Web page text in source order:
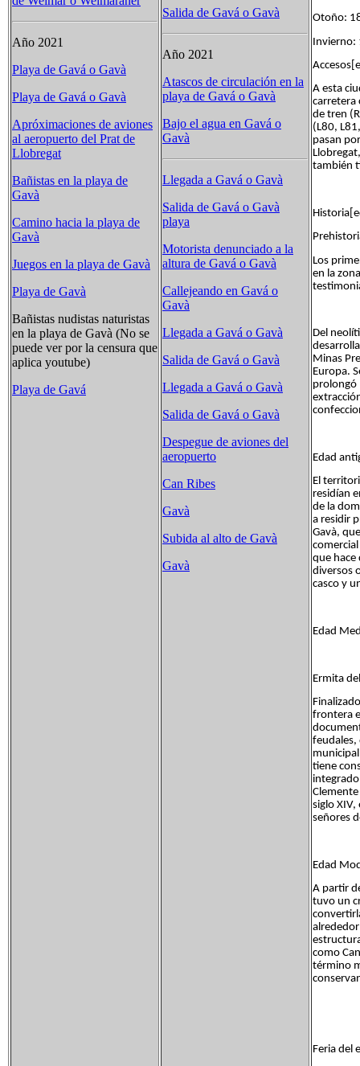
Año 2021
Playa de Gavá o Gavà
Playa de Gavá o Gavà
Apróximaciones de aviones
al aeropuerto del Prat de
Llobregat
Bañistas en la playa de
Gavà
Camino hacia la playa de
Gavà
Juegos en la playa de Gavà
Playa de Gavà
Bañistas nudistas naturistas
en la playa de Gavà (No se
puede ver por la censura que
aplica youtube)
Playa de Gavá
Salida de Gavá o Gavà
Año 2021
Atascos de circulación en la
playa de Gavá o Gavà
Bajo el agua en Gavá o
Gavà
Llegada a Gavá o Gavà
Salida de Gavá o Gavà
playa
Motorista denunciado a la
altura de Gavá o Gavà
Callejeando en Gavá o
Gavà
Llegada a Gavá o Gavà
Salida de Gavá o Gavà
Llegada a Gavá o Gavà
Salida de Gavá o Gavà
Despegue de aviones del
aeropuerto
Can Ribes
Gavà
Subida al alto de Gavà
Gavà
Otoño:
A esta
carretera
de tren
(L80,
pasan
también
Los
en la
Del
Minas
Europa.
prolongó
Edad
El
residían
de la
a residir
Gavà,
que hace
diversos
casco y
Edad
Ermita
frontera
feudales,
tiene
siglo
señores
Edad
A partir
tuvo un
como
término
Feria del